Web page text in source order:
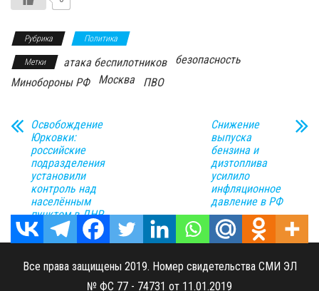
Рубрика Политика
Метки атака беспилотников
безопасность
Минобороны РФ
Москва ПВО
Освобождение
Юрковки:
российские
подразделения
установили
контроль над
населённым
пунктом в ДНР
Снижение
выпуска
бензина и
дизтоплива
усилило
инфляционное
давление в РФ
Все права защищены 2019. Номер свидетельства СМИ ЭЛ
№ ФС 77 - 74731 от 11.01.2019